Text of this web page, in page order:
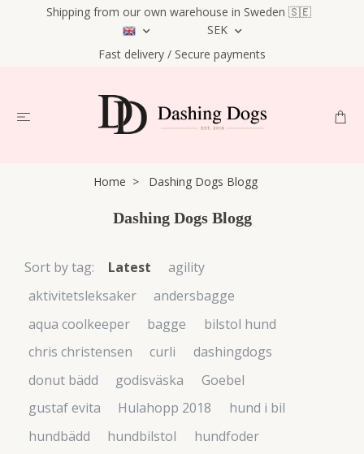
Shipping from our own warehouse in Sweden 🇸🇪
SEK
Fast delivery / Secure payments
Home Dashing Dogs Blogg
Dashing Dogs Blogg
Sort by tag: Latest
agility
aktivitetsleksaker
andersbagge
aqua coolkeeper
bagge
bilstol hund
chris christensen
curli
dashingdogs
donut bädd
godisväska
Goebel
gustaf evita
Hulahopp 2018
hund i bil
hundbädd
hundbilstol
hundfoder